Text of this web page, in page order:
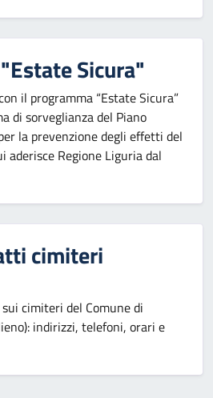
Sicura"
il programma “Estate Sicura”
di sorveglianza del Piano
la prevenzione degli effetti del
aderisce Regione Liguria dal
cimiteri
cimiteri del Comune di
indirizzi, telefoni, orari e